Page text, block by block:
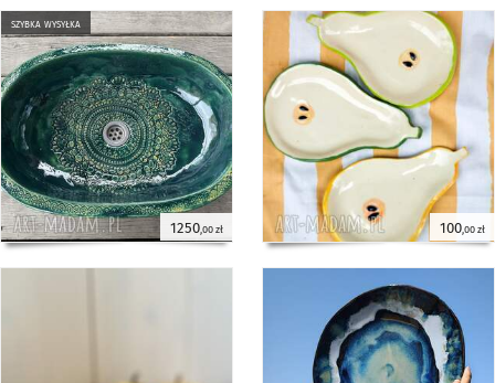
szybka wysyłka
1250,00 zł 100,00 zł